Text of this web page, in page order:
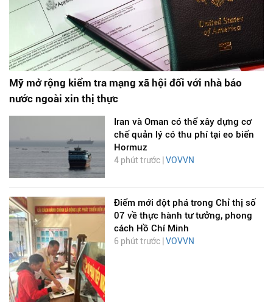
Mỹ mở rộng kiểm tra mạng xã hội đối với nhà báo
nước ngoài xin thị thực
Iran và Oman có thể xây dựng cơ
chế quản lý có thu phí tại eo biển
Hormuz
4 phút trước | VOVVN
Điểm mới đột phá trong Chỉ thị số
07 về thực hành tư tưởng, phong
cách Hồ Chí Minh
6 phút trước | VOVVN